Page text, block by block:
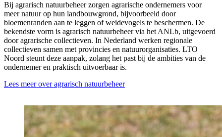
Bij agrarisch natuurbeheer zorgen agrarische ondernemers voor
meer natuur op hun landbouwgrond, bijvoorbeeld door
bloemenranden aan te leggen of weidevogels te beschermen. De
bekendste vorm is agrarisch natuurbeheer via het ANLb, uitgevoerd
door agrarische collectieven. In Nederland werken regionale
collectieven samen met provincies en natuurorganisaties. LTO
Noord steunt deze aanpak, zolang het past bij de ambities van de
ondernemer en praktisch uitvoerbaar is.
Lees meer over agrarisch natuurbeheer